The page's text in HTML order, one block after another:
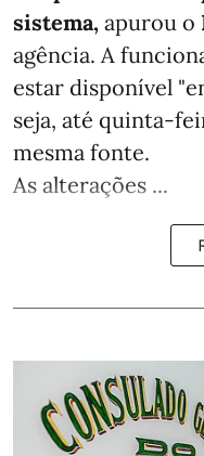
sistema, apurou o
agência. A
estar disponível
seja, até quinta-
mesma fonte.
As alterações ...